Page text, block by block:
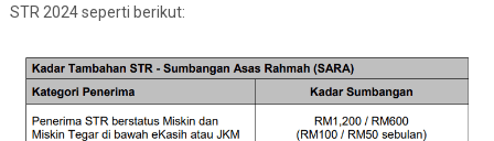
STR 2024 seperti berikut: